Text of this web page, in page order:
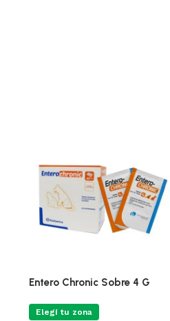
Entero Chronic Sobre 4 G
Elegí tu zona